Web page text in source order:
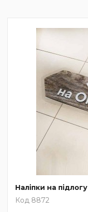
Наліпки на підлогу
Код 8872